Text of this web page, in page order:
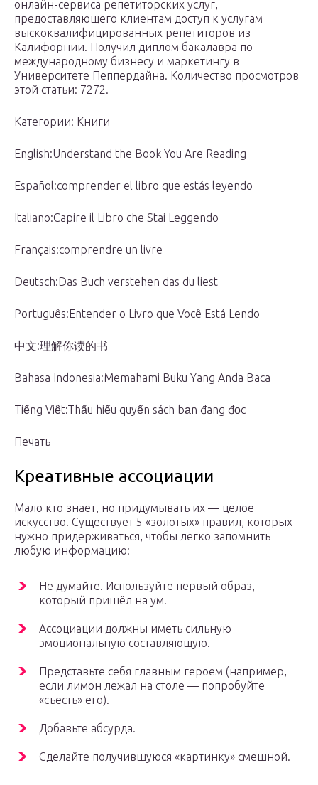
онлайн-сервиса репетиторских услуг,
предоставляющего клиентам доступ к услугам
выскоквалифицированных репетиторов из
Калифорнии. Получил диплом бакалавра по
международному бизнесу и маркетингу в
Университете Пеппердайна. Количество просмотров
этой статьи: 7272.
Категории: Книги
English:Understand the Book You Are Reading
Español:comprender el libro que estás leyendo
Italiano:Capire il Libro che Stai Leggendo
Français:comprendre un livre
Deutsch:Das Buch verstehen das du liest
Português:Entender o Livro que Você Está Lendo
中文:理解你读的书
Bahasa Indonesia:Memahami Buku Yang Anda Baca
Tiếng Việt:Thấu hiểu quyển sách bạn đang đọc
Печать
Креативные ассоциации
Мало кто знает, но придумывать их — целое
искусство. Существует 5 «золотых» правил, которых
нужно придерживаться, чтобы легко запомнить
любую информацию:
Не думайте. Используйте первый образ,
который пришёл на ум.
Ассоциации должны иметь сильную
эмоциональную составляющую.
Представьте себя главным героем (например,
если лимон лежал на столе — попробуйте
«съесть» его).
Добавьте абсурда.
Сделайте получившуюся «картинку» смешной.